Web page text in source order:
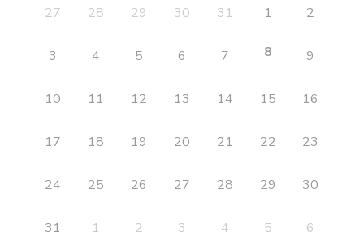
27 28 29 30 31 1 2
3 4 5 6 7 8 9
10 11 12 13 14 15 16
17 18 19 20 21 22 23
24 25 26 27 28 29 30
31 1 2 3 4 5 6